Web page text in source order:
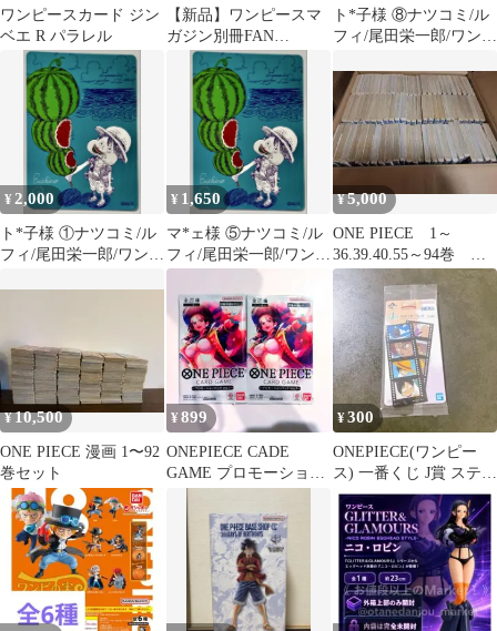
ワンピースカード ジン
ベエ R パラレル
【新品】ワンピースマ
ガジン別冊FAN
LETTER 未開封プロモ
ト*子様 ⑧ナツコミ/ル
フィ/尾田栄一郎/ワンピ
¥ 2,000
ト*子様 ①ナツコミ/ル
フィ/尾田栄一郎/ワンピ
¥ 1,650
マ*ェ様 ⑤ナツコミ/ル
フィ/尾田栄一郎/ワンピ
ース
¥5,000
ONE PIECE 1～
36.39.40.55～94巻 セ
ット
¥10,500
ONE PIECE 漫画 1〜92
巻セット
¥899
ONEPIECE CADE
GAME プロモーション
¥300
ONEPIECE(ワンピー
ス) 一番くじ J賞 ステッ
カーセット